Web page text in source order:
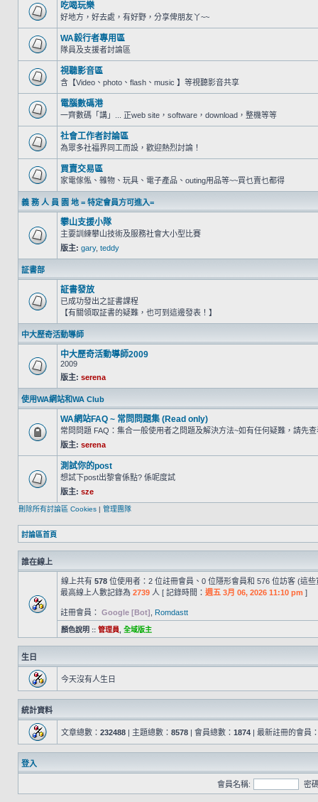
吃喝玩樂
好地方，好去處，有好野，分享俾朋友丫~~
WA毅行者專用區
隊員及支援者討論區
視聽影音區
含【Video、photo、flash、music 】等視聽影音共享
電腦數碼港
一齊數碼「講」... 正web site，software，download，整機等等
社會工作者討論區
為眾多社福界同工而設，歡迎熱烈討論！
買賣交易區
家電傢俬、雜物、玩具、電子產品、outing用品等~~買乜賣乜都得
義 務 人 員 園 地 = 特定會員方可進入=
攀山支援小隊
主要訓練攀山技術及服務社會大小型比賽
版主: gary, teddy
証書部
証書發放
已成功發出之証書課程
【有關領取証書的疑難，也可到這邊發表！】
中大歷奇活動導師
中大歷奇活動導師2009
2009
版主: serena
使用WA網站和WA Club
WA網站FAQ ~ 常問問題集 (Read only)
常問問題 FAQ：集合一般使用者之問題及解決方法~如有任何疑難，請先
版主: serena
測試你的post
想試下post出黎會係點? 係呢度試
版主: sze
刪除所有討論區 Cookies | 管理團隊
討論區首頁
誰在線上
線上共有 578 位使用者：2 位註冊會員、0 位隱形會員和 576 位訪客 (這
最高線上人數記錄為 2739 人 [ 記錄時間： 週五 3月 06, 2026 11:10 pm ]
註冊會員： Google [Bot] Romdastt
顏色說明 :: 管理員 全域版主
生日
今天沒有人生日
統計資料
文章總數： 232488 | 主題總數： 8578 | 會員總數： 1874 | 最新註冊的會員
登入
會員名稱: 密